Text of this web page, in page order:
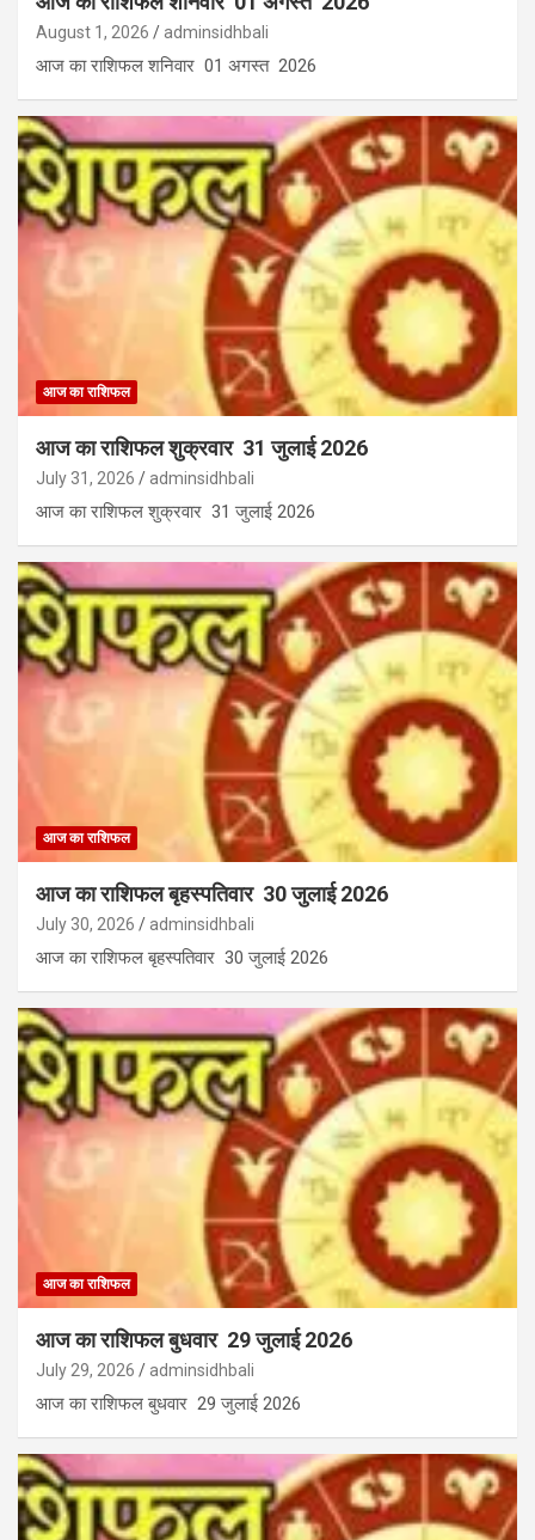
August 1, 2026 adminsidhbali
आज का राशिफल शनिवार 01 अगस्त 2026
आज का राशिफल
आज का राशिफल शुक्रवार 31 जुलाई 2026
July 31, 2026 adminsidhbali
आज का राशिफल शुक्रवार 31 जुलाई 2026
आज का राशिफल
आज का राशिफल बृहस्पतिवार 30 जुलाई 2026
July 30, 2026 adminsidhbali
आज का राशिफल बृहस्पतिवार 30 जुलाई 2026
आज का राशिफल
आज का राशिफल बुधवार 29 जुलाई 2026
July 29, 2026 adminsidhbali
आज का राशिफल बुधवार 29 जुलाई 2026